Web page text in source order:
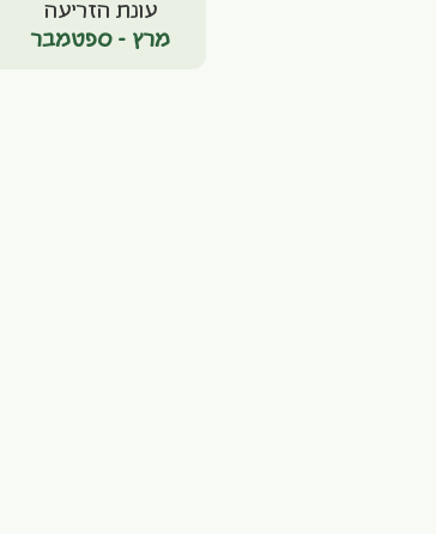
עונת הזריעה
מרץ - ספטמבר